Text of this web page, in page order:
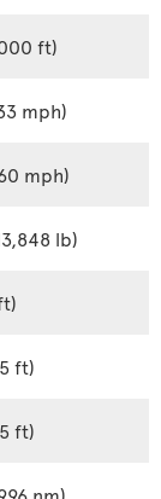
ft)
mph)
mph)
lb)
ft)
ft)